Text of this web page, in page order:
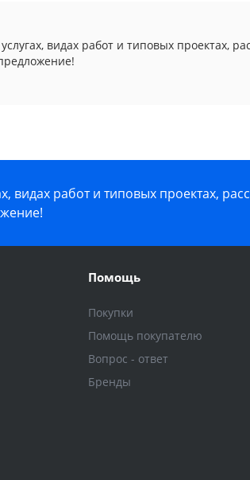
видах работ и типовых проектах,
видах работ и типовых проектах,
Помощь
Покупки
Помощь покупателю
Вопрос - ответ
Бренды